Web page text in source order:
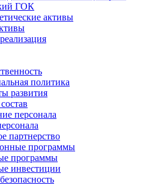
ГОК
активы
политика
развития
персонала
партнерство
программы
программы
инвестиции